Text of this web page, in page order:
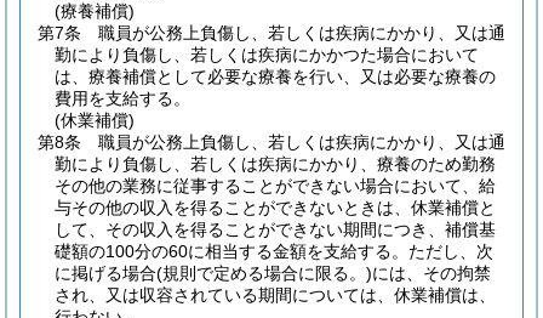
(療養補償)
第7条
職員が公務上負傷し、若しくは疾病にかかり、又は通
勤により負傷し、若しくは疾病にかかつた場合において
は、療養補償として必要な療養を行い、又は必要な療養の
費用を支給する。
(休業補償)
第8条
職員が公務上負傷し、若しくは疾病にかかり、又は通
勤により負傷し、若しくは疾病にかかり、療養のため勤務
その他の業務に従事することができない場合において、給
与その他の収入を得ることができないときは、休業補償と
して、その収入を得ることができない期間につき、補償基
礎額の100分の60に相当する金額を支給する。 ただし、次
に掲げる場合(規則で定める場合に限る。)には、その拘禁
され、又は収容されている期間については、休業補償は、